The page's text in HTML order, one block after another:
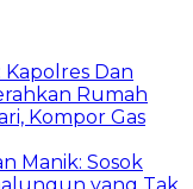
Dan
Rumah
Kompor Gas
Manik: Sosok